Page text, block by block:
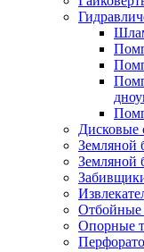
Дисковые
Земляной
Земляной
Отбойные
Опорные